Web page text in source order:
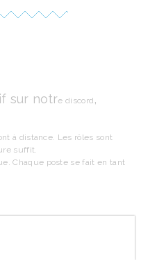
sur notre discord ,
à distance. Les rôles sont
suffit.
Chaque poste se fait en tant